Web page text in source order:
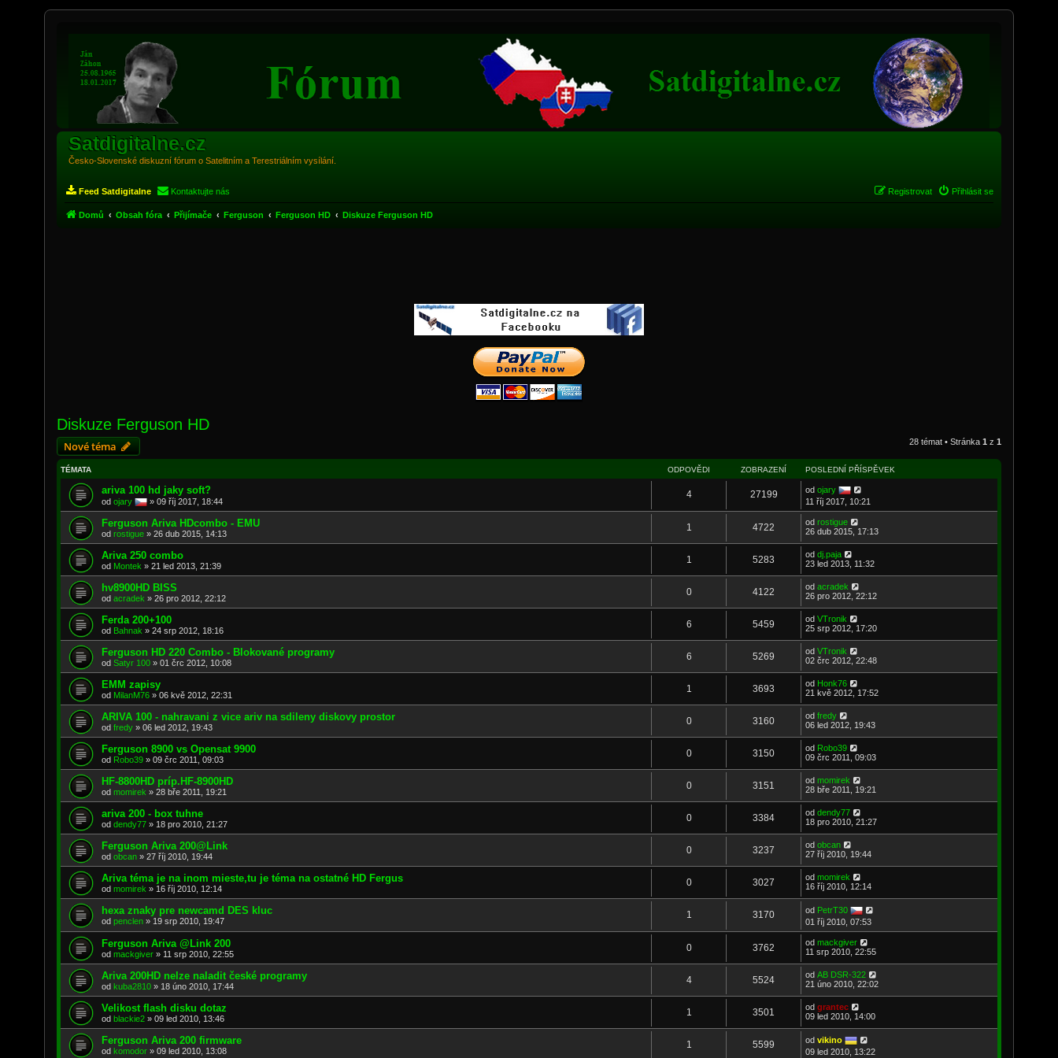
Satdigitalne.cz
Česko-Slovenské diskuzní fórum o Satelitním a Terestriálním vysílání.
Feed Satdigitalne Kontaktujte nás Přihlásit se
Registrovat
Domů Obsah fóra Přijímače Ferguson Ferguson HD Diskuze Ferguson HD
Diskuze Ferguson HD
Nové téma 28 témat • Stránka 1 z 1
TÉMATA ODPOVĚDI ZOBRAZENÍ POSLEDNÍ PŘÍSPĚVEK
ariva 100 hd jaky soft?
od ojary » 09 říj 2017, 18:44
4 27199 od ojary
11 říj 2017, 10:21
Ferguson Ariva HDcombo - EMU
od rostigue » 26 dub 2015, 14:13
1 4722 od rostigue
26 dub 2015, 17:13
Ariva 250 combo
od Montek » 21 led 2013, 21:39
1 5283 od dj.paja
23 led 2013, 11:32
hv8900HD BISS
od acradek » 26 pro 2012, 22:12
0 4122 od acradek
26 pro 2012, 22:12
Ferda 200+100
od Bahnak » 24 srp 2012, 18:16
6 5459 od VTronik
25 srp 2012, 17:20
Ferguson HD 220 Combo - Blokované programy
od Satyr 100 » 01 črc 2012, 10:08
6 5269 od VTronik
02 črc 2012, 22:48
EMM zapisy
od MilanM76 » 06 kvě 2012, 22:31
1 3693 od Honk76
21 kvě 2012, 17:52
ARIVA 100 - nahravani z vice ariv na sdileny diskovy prostor
od fredy » 06 led 2012, 19:43
0 3160 od fredy
06 led 2012, 19:43
Ferguson 8900 vs Opensat 9900
od Robo39 » 09 črc 2011, 09:03
0 3150 od Robo39
09 črc 2011, 09:03
HF-8800HD príp.HF-8900HD
od momirek » 28 bře 2011, 19:21
0 3151 od momirek
28 bře 2011, 19:21
ariva 200 - box tuhne
od dendy77 » 18 pro 2010, 21:27
0 3384 od dendy77
18 pro 2010, 21:27
Ferguson Ariva 200@Link
od obcan » 27 říj 2010, 19:44
0 3237 od obcan
27 říj 2010, 19:44
Ariva téma je na inom mieste,tu je téma na ostatné HD Fergus
od momirek » 16 říj 2010, 12:14
0 3027 od momirek
16 říj 2010, 12:14
hexa znaky pre newcamd DES kluc
od penclen » 19 srp 2010, 19:47
1 3170 od PetrT30
01 říj 2010, 07:53
Ferguson Ariva @Link 200
od mackgiver » 11 srp 2010, 22:55
0 3762 od mackgiver
11 srp 2010, 22:55
Ariva 200HD nelze naladit české programy
od kuba2810 » 18 úno 2010, 17:44
4 5524 od AB DSR-322
21 úno 2010, 22:02
Velikost flash disku dotaz
od blackie2 » 09 led 2010, 13:46
1 3501 od grantec
09 led 2010, 14:00
Ferguson Ariva 200 firmware
od komodor » 09 led 2010, 13:08
1 5599 od vikino
09 led 2010, 13:22